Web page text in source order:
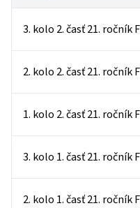
3. kolo 2. časť 21. ročník
2. kolo 2. časť 21. ročník
1. kolo 2. časť 21. ročník
3. kolo 1. časť 21. ročník
2. kolo 1. časť 21. ročník